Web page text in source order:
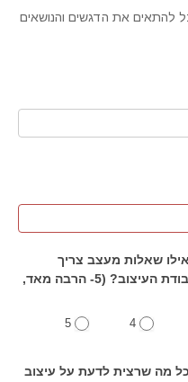
להתאים את הדגשים והנושאים
שאלות מעצב צריך
לשאול את הלקוח כדי להגדיל את עבודת העיצוב? (5- הרבה מאד,
מה שרצית לדעת על עיצוב